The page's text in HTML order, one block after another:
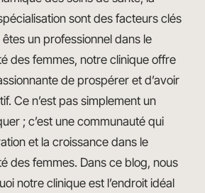
sont des facteurs clés
un professionnel dans le
des femmes, notre clinique offre
de prospérer et d’avoir
Ce n’est pas simplement un
; c’est une communauté qui
et la croissance dans le
des femmes. Dans ce blog, nous
notre clinique est l’endroit idéal